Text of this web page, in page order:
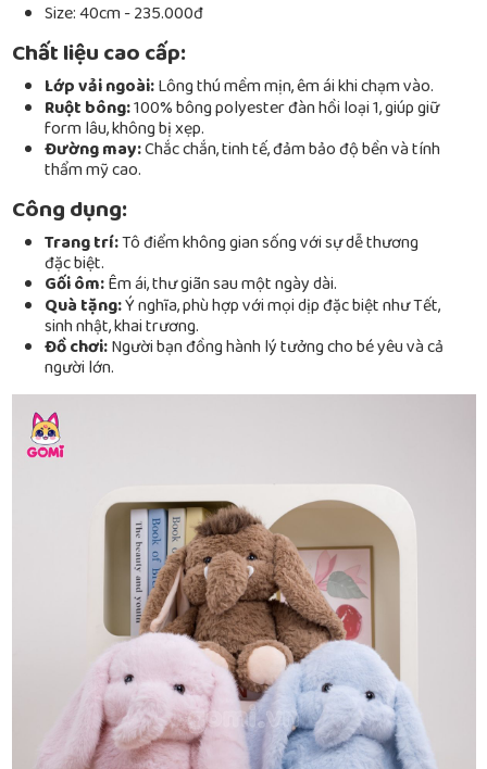
Size: 40cm - 235.000đ
Chất liệu cao cấp:
Lớp vải ngoài:Lông thú mềm mịn, êm ái khi chạm vào.
Ruột bông:100% bông polyester đàn hồi loại 1, giúp giữ
form lâu, không bị xẹp.
Đường may:Chắc chắn, tinh tế, đảm bảo độ bền và tính
thẩm mỹ cao.
Công dụng:
Trang trí:Tô điểm không gian sống với sự dễ thương
đặc biệt.
Gối ôm:Êm ái, thư giãn sau một ngày dài.
Quà tặng:Ý nghĩa, phù hợp với mọi dịp đặc biệt như Tết,
sinh nhật, khai trương.
Đồ chơi:Người bạn đồng hành lý tưởng cho bé yêu và cả
người lớn.